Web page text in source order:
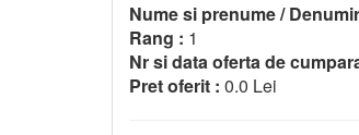
Nume si prenume /
Rang : 1
Nr si data oferta de
Pret oferit : 0.0 Lei